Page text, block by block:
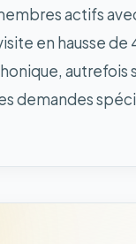
actifs
en hausse de
autrefois
demandes